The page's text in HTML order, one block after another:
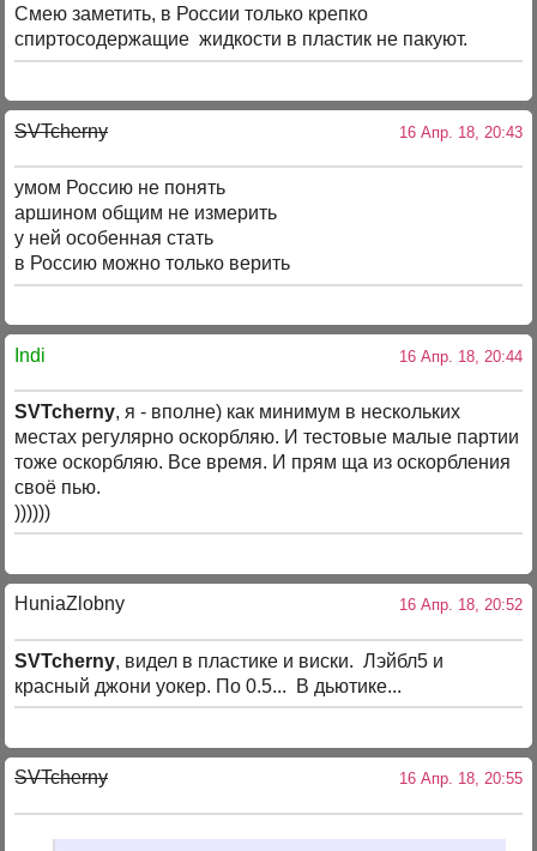
Смею заметить, в России только крепко
спиртосодержащие жидкости в пластик не пакуют.
SVTcherny 16 Апр. 18, 20:43
умом Россию не понять
аршином общим не измерить
у ней особенная стать
в Россию можно только верить
Indi 16 Апр. 18, 20:44
SVTcherny, я - вполне) как минимум в нескольких
местах регулярно оскорбляю. И тестовые малые партии
тоже оскорбляю. Все время. И прям ща из оскорбления
своё пью.
))))))
HuniaZlobny 16 Апр. 18, 20:52
SVTcherny, видел в пластике и виски. Лэйбл5 и
красный джони уокер. По 0.5... В дьютике...
SVTcherny 16 Апр. 18, 20:55